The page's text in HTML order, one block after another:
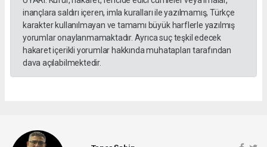
inançlara saldırı içeren, imla kuralları ile yazılmamış, Türkçe
karakter kullanılmayan ve tamamı büyük harflerle yazılmış
yorumlar onaylanmamaktadır. Ayrıca suç teşkil edecek
hakaret içerikli yorumlar hakkında muhatapları tarafından
dava açılabilmektedir.